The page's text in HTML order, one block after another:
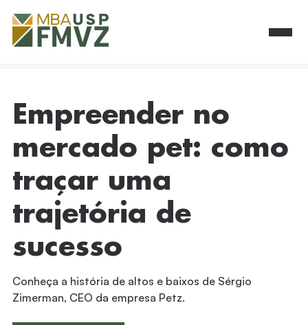
Empreender no
mercado pet: como
traçar uma
trajetória de
sucesso
Conheça a história de altos e baixos de Sérgio
Zimerman, CEO da empresa Petz.